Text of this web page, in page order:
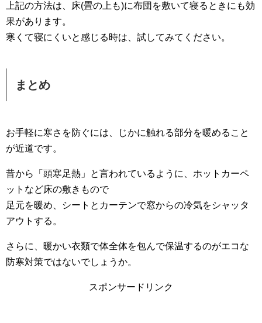
上記の方法は、床(畳の上も)に布団を敷いて寝るときにも効
果があります。
寒くて寝にくいと感じる時は、試してみてください。
まとめ
お手軽に寒さを防ぐには、じかに触れる部分を暖めること
が近道です。
昔から「頭寒足熱」と言われているように、ホットカーペ
ットなど床の敷きもので
足元を暖め、シートとカーテンで窓からの冷気をシャッタ
アウトする。
さらに、暖かい衣類で体全体を包んで保温するのがエコな
防寒対策ではないでしょうか。
スポンサードリンク